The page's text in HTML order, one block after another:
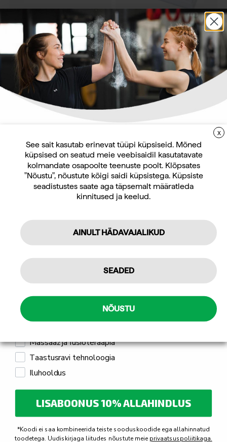
Füsioteraapia- ja massaaživahendid
Ühekordselt kasutatav müts
100tk
Hinnang:
3.3 kokku 5 tärnist
19,60€
sis. KM 24%
Füsioteraapia- ja massaaživahendid
Ühekordselt kasutatav
padjapüür 100tk/karbis
Hinnang:
4.0 kokku 5 tärnist
sis. KM 24%
Füsioteraapia- ja massaaživahendid
Ühekordselt kasutatav
kaitsepaber 70x200 cm,
100 tk
Hinnang:
4.3 kokku 5 tärnist
76,30
X
See sait kasutab erinevat tüüpi küpsiseid. Mõned
küpsised on seatud meie veebisaidil kasutatavate
kolmandate osapoolte teenuste poolt. Klõpsates
"Nõustu", nõustute kõigi saidi küpsistega. Küpsiste
seadistustes saate aga täpsemalt määratleda
kinnitused ja keelud.
AINULT HÄDAVAJALIKUD
SEADED
NÕUSTU
LIITUGE UUDISKIRJAGA
Uudiskirja tellijana saate jooksvat teavet ja
pakkumisi teid huvitavate küsimuste kohta
ning 10% allahindlust oma esimeselt veebipoe
tellimuselt.
Isiklikuks kasutamiseks
Professionaalseks kasutamiseks
Mulle pakub huvi
Massaaž ja füsioteraapia
Taastusravi tehnoloogia
Iluhooldus
LISABOONUS 10% ALLAHINDLUS
*Koodi ei saa kombineerida teiste sooduskoodide ega allahinnatud
toodetega. Uudiskirjaga liitudes nõustute meie privaatsuspoliitikaga.